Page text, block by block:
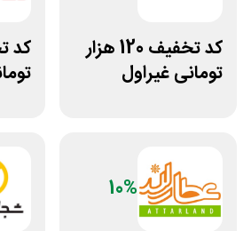
کد تخفیف 120 هزار
تومانی غیراول
10%